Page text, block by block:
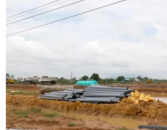
Tổng thống Mỹ nhận định
thương mại với Trung